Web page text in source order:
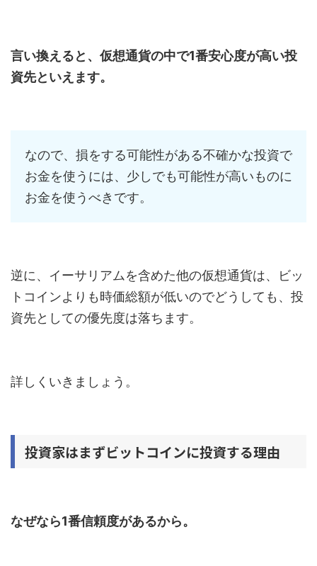
言い換えると、仮想通貨の中で1番安心度が高い投
資先といえます。
なので、損をする可能性がある不確かな投資で
お金を使うには、少しでも可能性が高いものに
お金を使うべきです。
逆に、イーサリアムを含めた他の仮想通貨は、ビッ
トコインよりも時価総額が低いのでどうしても、投
資先としての優先度は落ちます。
詳しくいきましょう。
投資家はまずビットコインに投資する理由
なぜなら1番信頼度があるから。